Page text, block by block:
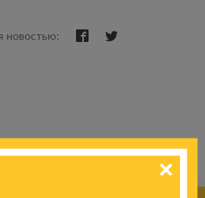
новостью: